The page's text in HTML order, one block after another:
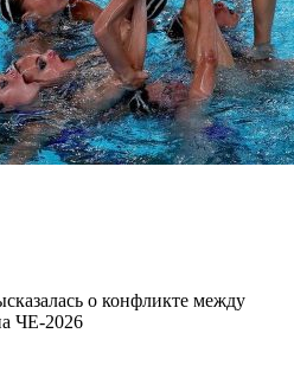
о конфликте между
ЧЕ-2026